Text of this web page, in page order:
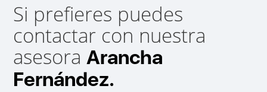
Si prefieres puedes
contactar con nuestra
asesoraArancha
Fernández.